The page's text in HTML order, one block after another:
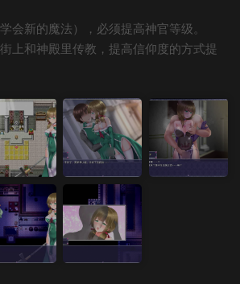
会新的魔法），必须提高神官等级。
上和神殿里传教，提高信仰度的方式提